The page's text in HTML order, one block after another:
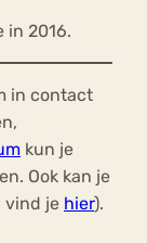
in 2016.
in contact
kun je
Ook kan je
vind je hier).